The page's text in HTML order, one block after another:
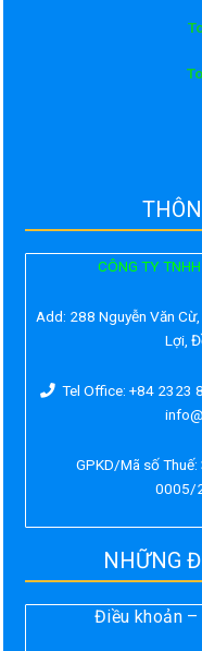
CÔNG TY
Add: 288 Nguyễn Văn
Lợi,
Tel Office: +84 2323
GPKD/Mã số
0005/
NHỮNG
Điều khoản